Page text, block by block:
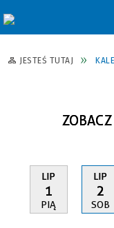
JESTEŚ TUTAJ
LIP
1
PIĄ
LIP
2
SOB